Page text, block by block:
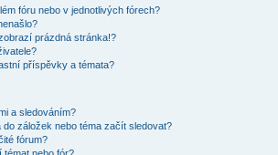
fóru nebo v jednotlivých fórech?
prázdná stránka!?
příspěvky a témata?
a sledováním?
záložek nebo téma začít sledovat?
fórum?